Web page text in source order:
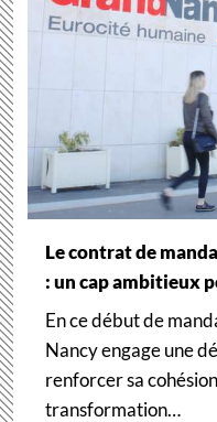
Le contrat de
: un cap ambitieux
En ce début de
Nancy engage une
renforcer sa
transformation…